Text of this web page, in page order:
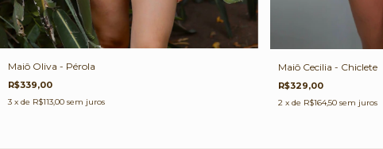
Maiô Oliva - Pérola
R$339,00
3 x de R$113,00 sem juros
Maiô Cecilia - Chiclete
R$329,00
2 x de R$164,50 sem juros